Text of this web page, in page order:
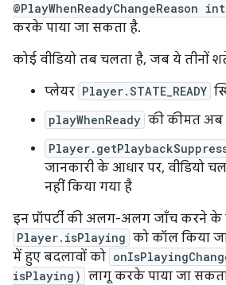
@PlayWhenReadyChangeReason
करके पाया जा सकता है.
कोई वीडियो तब चलता है, जब ये तीनों
प्लेयर Player.STATE_READY
playWhenReady की कीमत अब
जानकारी के आधार पर, वीडियो
नहीं किया गया है
इन प्रॉपर्टी की अलग-अलग जाँच करने के
Player.isPlaying को कॉल किया
में हुए बदलावों को
isPlaying) लागू करके पाया जा